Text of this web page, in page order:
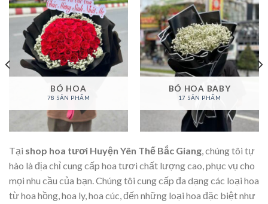
BÓ HOA
78 SẢN PHẨM
BÓ HOA BABY
17 SẢN PHẨM
Tại shop hoa tươi Huyện Yên Thế Bắc Giang, chúng tôi tự
hào là địa chỉ cung cấp hoa tươi chất lượng cao, phục vụ cho
mọi nhu cầu của bạn. Chúng tôi cung cấp đa dạng các loại hoa
từ hoa hồng, hoa ly, hoa cúc, đến những loại hoa đặc biệt như